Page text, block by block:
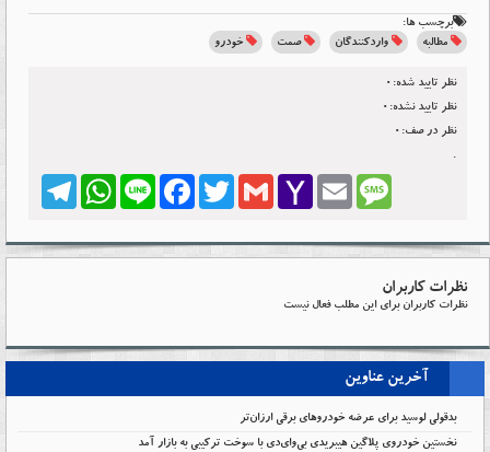
برچسب ها:
مطالبه
واردکنندگان صمت خودرو
نظر تایید شده:0
نظر تایید نشده:0
نظر در صف:0
TelegramWhatsApp LineFacebook Twitter Gmail
Yahoo
Email Message
نظرات کاربران
نظرات کاربران برای این مطلب فعال نیست
آخرین عناوین
بدقولی لوسید برای عرضه خودروهای برقی ارزان‌تر
نخستین خودروی پلاگین هیبریدی بی‌وای‌دی با سوخت ترکیبی به بازار آمد